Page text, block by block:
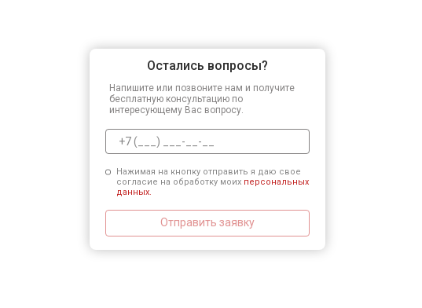
Остались вопросы?
Напишите или позвоните нам и получите
бесплатную консультацию по
интересующему Вас вопросу.
Нажимая на кнопку отправить я даю свое
согласие на обработку моих персональных
данных.
Отправить заявку